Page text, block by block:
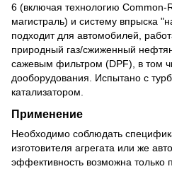
6 (включая технологию
магистраль) и систему впрыска
подходит для автомобилей,
природный газ/сжиженный
сажевым фильтром (DPF), в том
дооборудования. Испытано с
катализатором.
Применение
Необходимо соблюдать
изготовителя агрегата или же
эффективность возможна только